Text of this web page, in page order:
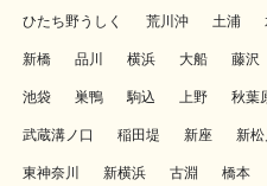
ひたち野うしく 荒川沖 土浦
新橋 品川 横浜 大船 藤沢
池袋 巣鴨 駒込 上野 秋葉
武蔵溝ノ口 稲田堤 新座 新松
東神奈川 新横浜 古淵 橋本